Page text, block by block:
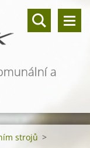
a
strojů >